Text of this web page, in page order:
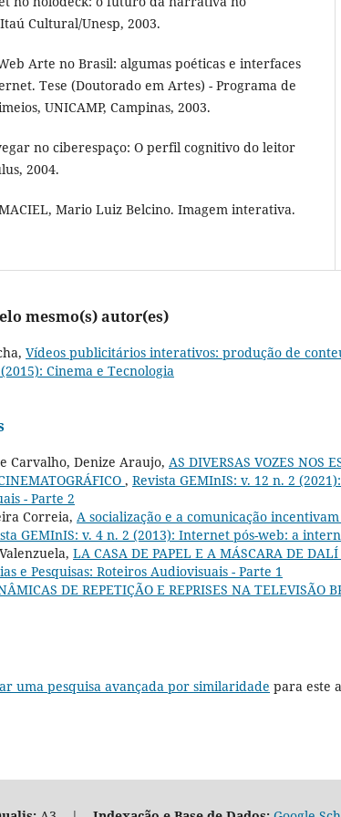
Cultural/Unesp, 2003.
Arte no Brasil: algumas poéticas e interfaces
Tese (Doutorado em Artes) - Programa de
UNICAMP, Campinas, 2003.
no ciberespaço: O perfil cognitivo do leitor
2004.
Mario Luiz Belcino. Imagem interativa.
mesmo(s) autor(es)
Vídeos publicitários interativos: produção de
Cinema e Tecnologia
Carvalho, Denize Araujo, AS DIVERSAS VOZES NOS
, Revista GEMInIS: v. 12 n. 2
- Parte 2
Correia, A socialização e a comunicação
GEMInIS: v. 4 n. 2 (2013): Internet pós-web: a
LA CASA DE PAPEL E A MÁSCARA DE DALÍ
e Pesquisas: Roteiros Audiovisuais - Parte 1
DE REPETIÇÃO E REPRISES NA TELEVISÃO
uma pesquisa avançada por similaridade para este